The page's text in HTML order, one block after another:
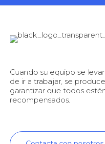
Cuando su equipo se
de ir a trabajar, se
garantizar que todos
recompensados.